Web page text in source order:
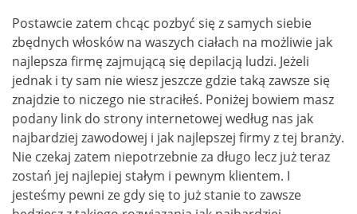
Postawcie zatem chcąc pozbyć się z samych siebie
zbędnych włosków na waszych ciałach na możliwie jak
najlepsza firmę zajmującą się depilacją ludzi. Jeżeli
jednak i ty sam nie wiesz jeszcze gdzie taką zawsze się
znajdzie to niczego nie straciłeś. Poniżej bowiem masz
podany link do strony internetowej według nas jak
najbardziej zawodowej i jak najlepszej firmy z tej branży.
Nie czekaj zatem niepotrzebnie za długo lecz już teraz
zostań jej najlepiej stałym i pewnym klientem. I
jesteśmy pewni ze gdy się to już stanie to zawsze